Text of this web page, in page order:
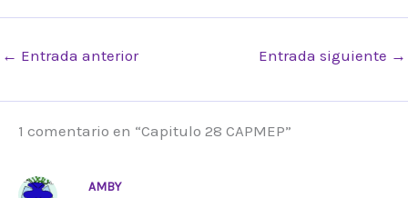
← Entrada anterior Entrada siguiente →
1 comentario en “Capitulo 28 CAPMEP”
AMBY